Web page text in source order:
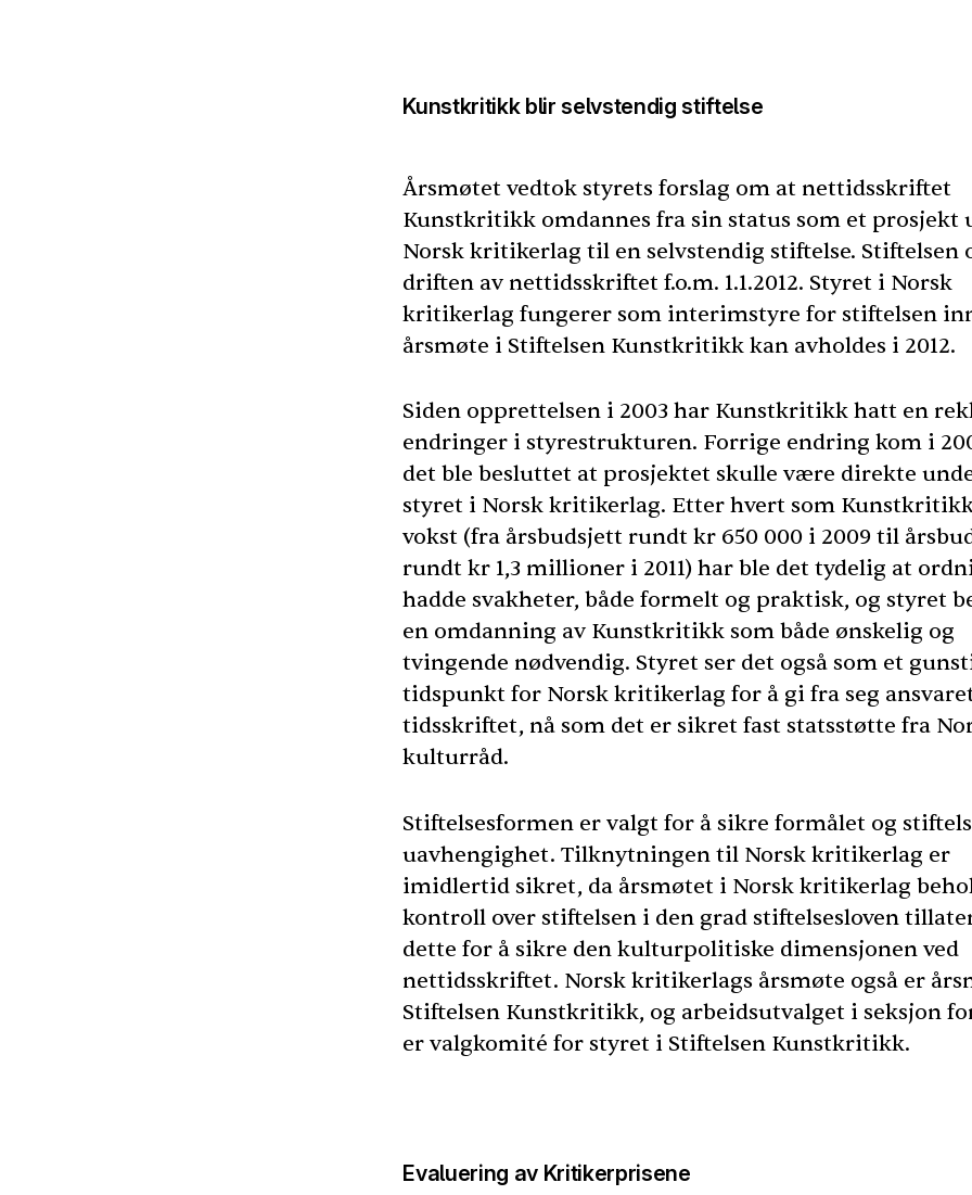
Kunstkritikk blir selvstendig stiftelse
Årsmøtet vedtok styrets forslag om at nettidsskriftet
Kunstkritikk omdannes fra sin status som et prosjekt
Norsk kritikerlag til en selvstendig stiftelse. Stiftelsen
driften av nettidsskriftet f.o.m. 1.1.2012. Styret i Norsk
kritikerlag fungerer som interimstyre for stiftelsen
årsmøte i Stiftelsen Kunstkritikk kan avholdes i 2012.
Siden opprettelsen i 2003 har Kunstkritikk hatt en
endringer i styrestrukturen. Forrige endring kom i
det ble besluttet at prosjektet skulle være direkte
styret i Norsk kritikerlag. Etter hvert som
vokst (fra årsbudsjett rundt kr 650 000 i 2009 til
rundt kr 1,3 millioner i 2011) har ble det tydelig at
hadde svakheter, både formelt og praktisk, og styret
en omdanning av Kunstkritikk som både ønskelig og
tvingende nødvendig. Styret ser det også som et
tidspunkt for Norsk kritikerlag for å gi fra seg
tidsskriftet, nå som det er sikret fast statsstøtte fra
kulturråd.
Stiftelsesformen er valgt for å sikre formålet og
uavhengighet. Tilknytningen til Norsk kritikerlag er
imidlertid sikret, da årsmøtet i Norsk kritikerlag
kontroll over stiftelsen i den grad stiftelsesloven
dette for å sikre den kulturpolitiske dimensjonen ved
nettidsskriftet. Norsk kritikerlags årsmøte også er
Stiftelsen Kunstkritikk, og arbeidsutvalget i seksjon
er valgkomité for styret i Stiftelsen Kunstkritikk.
Evaluering av Kritikerprisene